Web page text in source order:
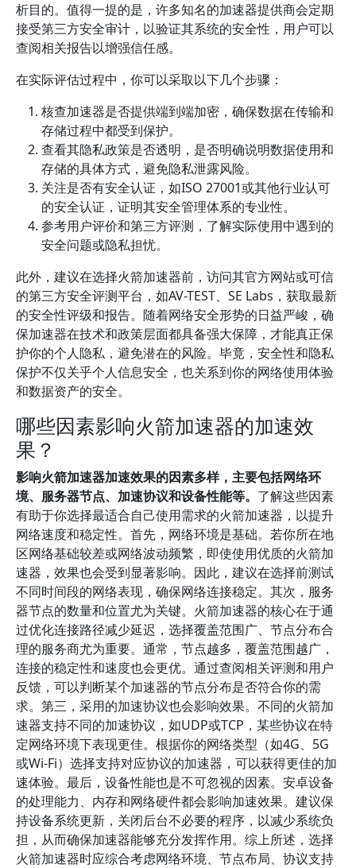
析目的。值得一提的是，许多知名的加速器提供商会定期
接受第三方安全审计，以验证其系统的安全性，用户可以
查阅相关报告以增强信任感。
在实际评估过程中，你可以采取以下几个步骤：
核查加速器是否提供端到端加密，确保数据在传输和
存储过程中都受到保护。
查看其隐私政策是否透明，是否明确说明数据使用和
存储的具体方式，避免隐私泄露风险。
关注是否有安全认证，如ISO 27001或其他行业认可
的安全认证，证明其安全管理体系的专业性。
参考用户评价和第三方评测，了解实际使用中遇到的
安全问题或隐私担忧。
此外，建议在选择火箭加速器前，访问其官方网站或可信
的第三方安全评测平台，如AV-TEST、SE Labs，获取最新
的安全性评级和报告。随着网络安全形势的日益严峻，确
保加速器在技术和政策层面都具备强大保障，才能真正保
护你的个人隐私，避免潜在的风险。毕竟，安全性和隐私
保护不仅关乎个人信息安全，也关系到你的网络使用体验
和数据资产的安全。
哪些因素影响火箭加速器的加速效
果？
影响火箭加速器加速效果的因素多样，主要包括网络环
境、服务器节点、加速协议和设备性能等。 了解这些因素
有助于你选择最适合自己使用需求的火箭加速器，以提升
网络速度和稳定性。首先，网络环境是基础。若你所在地
区网络基础较差或网络波动频繁，即使使用优质的火箭加
速器，效果也会受到显著影响。因此，建议在选择前测试
不同时间段的网络表现，确保网络连接稳定。其次，服务
器节点的数量和位置尤为关键。火箭加速器的核心在于通
过优化连接路径减少延迟，选择覆盖范围广、节点分布合
理的服务商尤为重要。通常，节点越多，覆盖范围越广，
连接的稳定性和速度也会更优。通过查阅相关评测和用户
反馈，可以判断某个加速器的节点分布是否符合你的需
求。第三，采用的加速协议也会影响效果。不同的火箭加
速器支持不同的加速协议，如UDP或TCP，某些协议在特
定网络环境下表现更佳。根据你的网络类型（如4G、5G
或Wi-Fi）选择支持对应协议的加速器，可以获得更佳的加
速体验。最后，设备性能也是不可忽视的因素。安卓设备
的处理能力、内存和网络硬件都会影响加速效果。建议保
持设备系统更新，关闭后台不必要的程序，以减少系统负
担，从而确保加速器能够充分发挥作用。综上所述，选择
火箭加速器时应综合考虑网络环境、节点布局、协议支持